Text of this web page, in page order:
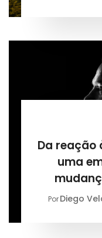
Da reação
uma
PorDiego